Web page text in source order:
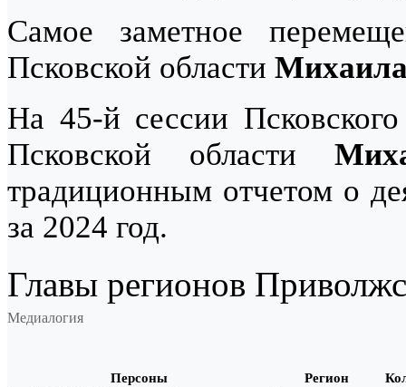
Самое заметное
Псковской области
На 45-й сессии
Псковской области
традиционным отчетом о
за 2024 год.
Главы регионов
Медиалогия
Персоны Регион